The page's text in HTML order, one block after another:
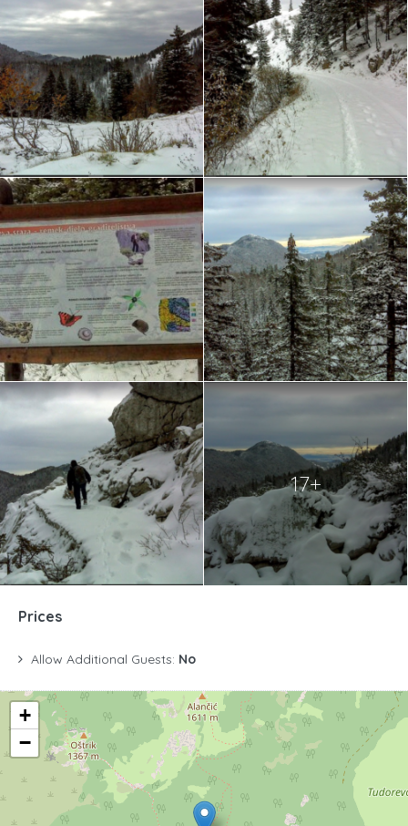
17+
Prices
Allow Additional Guests: No
+
−